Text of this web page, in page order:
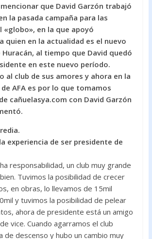
que David Garzón trabajó
la pasada campaña para las
«globo», en la que apoyó
quien en la actualidad es el nuevo
al tiempo que David quedó
en este nuevo período.
al club de sus amores y ahora en la
AFA es por lo que tomamos
cañuelasya.com con David Garzón
experiencia de ser presidente de
responsabilidad, un club muy grande
Tuvimos la posibilidad de crecer
en obras, lo llevamos de 15mil
y tuvimos la posibilidad de pelear
ahora de presidente está un amigo
vice. Cuando agarramos el club
de descenso y hubo un cambio muy